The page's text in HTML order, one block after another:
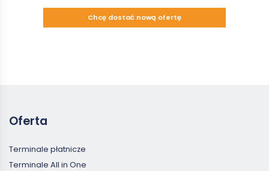
Chcę dostać nową ofertę
Oferta
Terminale płatnicze
Terminale All in One